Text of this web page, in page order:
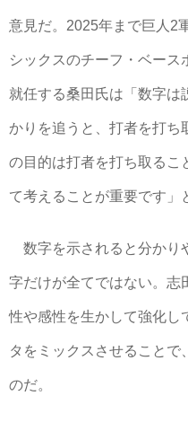
意見だ。2025年まで巨人2
シックスのチーフ・ベース
就任する桑田氏は「数字は
かりを追うと、打者を打ち
の目的は打者を打ち取るこ
て考えることが重要です」
数字を示されると分かり
字だけが全てではない。志
性や感性を生かして強化し
タをミックスさせることで
のだ。